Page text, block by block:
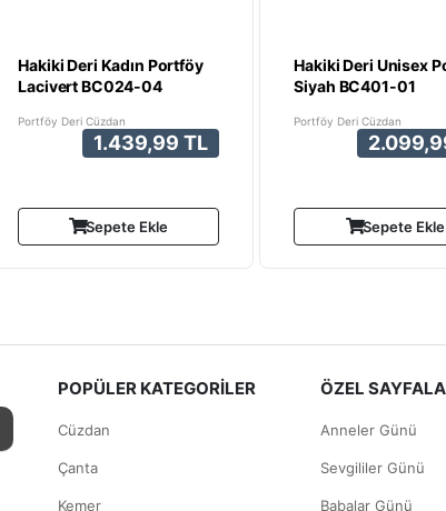
Hakiki Deri Kadın Portföy
Lacivert BC024-04
Portföy Deri Cüzdan
1.439,99 TL
Sepete Ekle
Hakiki Deri Unisex
Siyah BC401-01
Portföy Deri Cüzdan
Sepete Ekle
POPÜLER KATEGORİLER
Cüzdan
Çanta
Kemer
ÖZEL
Anneler Günü
Sevgililer Günü
Babalar Günü